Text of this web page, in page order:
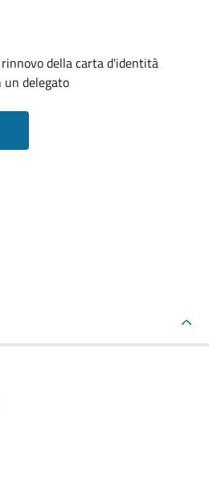
della carta d'identità
delegato